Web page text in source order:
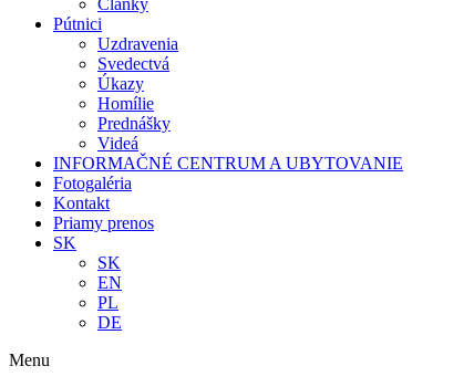
Články
Pútnici
Uzdravenia
Svedectvá
Úkazy
Homílie
Prednášky
Videá
INFORMAČNÉ CENTRUM A UBYTOVANIE
Fotogaléria
Kontakt
Priamy prenos
SK
SK
EN
PL
DE
Menu